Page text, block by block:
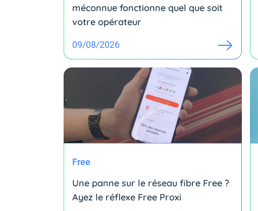
méconnue fonctionne quel que soit
votre opérateur
09/08/2026
Free
Une panne sur le réseau fibre Free ?
Ayez le réflexe Free Proxi